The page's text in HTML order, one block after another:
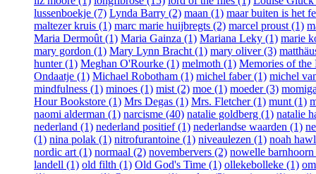
lussenboekje (7) Lynda Barry (2) maan (1) maar buiten is het
maltezer kruis (1) marc marie huijbregts (2) marcel proust (1)
Maria Dermoût (1) Maria Gainza (1) Mariana Leky (1) marie
mary gordon (1) Mary Lynn Bracht (1) mary oliver (3)
hunter (1) Meghan O'Rourke (1) melmoth (1) Memories of the
Ondaatje (1) Michael Robotham (1) michel faber (1) michel
mindfulness (1) minoes (1) mist (2) moe (1) moeder (3)
Hour Bookstore (1) Mrs Degas (1) Mrs. Fletcher (1) munt (1)
naomi alderman (1) narcisme (40) natalie goldberg (1) natalie
nederland (1) nederland positief (1) nederlandse waarden (1)
(1) nina polak (1) nitrofurantoine (1) niveaulezen (1) noah
nordic art (1) normaal (2) novembervers (2) nowelle
landell (1) old filth (1) Old God's Time (1) ollekebolleke (1)